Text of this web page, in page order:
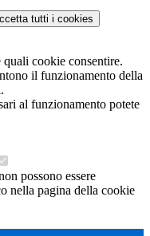
tutti i cookies
quali cookie consentire.
il funzionamento della
al funzionamento potete
possono essere
nella pagina della cookie